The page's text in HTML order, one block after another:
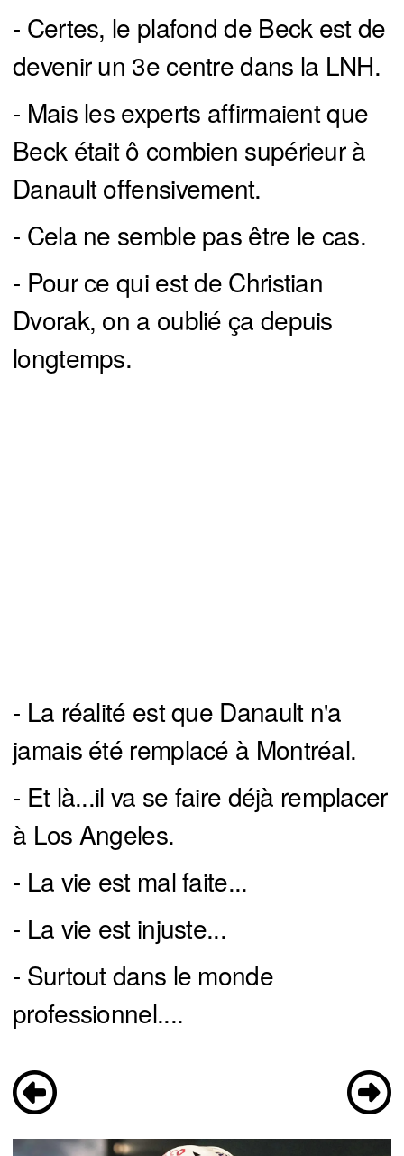
- Certes, le plafond de Beck est de
devenir un 3e centre dans la LNH.
- Mais les experts affirmaient que
Beck était ô combien supérieur à
Danault offensivement.
- Cela ne semble pas être le cas.
- Pour ce qui est de Christian
Dvorak, on a oublié ça depuis
longtemps.
- La réalité est que Danault n'a
jamais été remplacé à Montréal.
- Et là...il va se faire déjà remplacer
à Los Angeles.
- La vie est mal faite...
- La vie est injuste...
- Surtout dans le monde
professionnel....